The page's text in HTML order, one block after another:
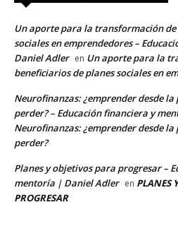
Un aporte para la transformación
sociales en emprendedores –
Daniel Adler en Un aporte para la
beneficiarios de planes sociales en
Neurofinanzas: ¿emprender desde
perder? – Educación financiera y
Neurofinanzas: ¿emprender desde
perder?
Planes y objetivos para progresar –
mentoría | Daniel Adler en PLANES
PROGRESAR